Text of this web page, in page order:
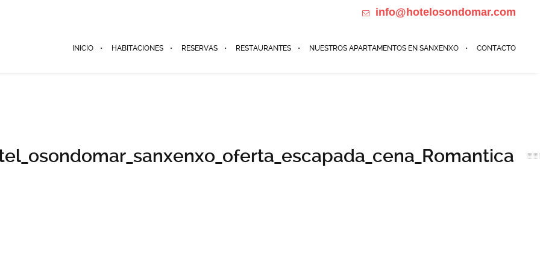
info@hotelosondomar.com
INICIO HABITACIONES RESERVAS RESTAURANTES NUESTROS APARTAMENTOS EN SANXENXO CONTACTO